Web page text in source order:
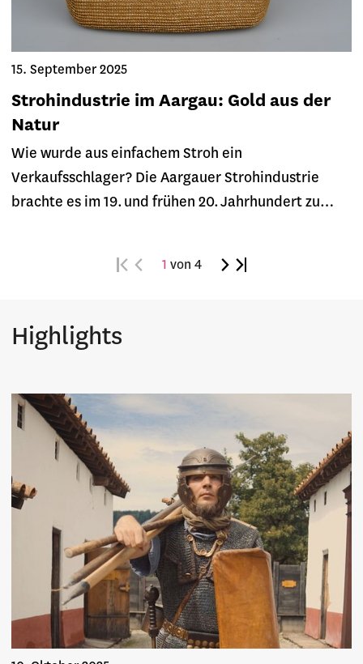
15. September 2025
Strohindustrie im Aargau: Gold aus der
Natur
Wie wurde aus einfachem Stroh ein
Verkaufsschlager? Die Aargauer Strohindustrie
brachte es im 19. und frühen 20. Jahrhundert zu…
1 von 4
Highlights